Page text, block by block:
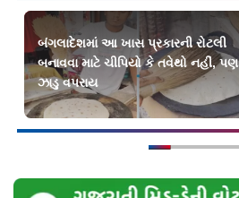
બંગલાદેશમાં આ ખાસ પ્રકારની રોટલી
બનાવવા માટે ચીપિયો કે તવેથો નહીં, પણ
ઝાડુ વપરાય